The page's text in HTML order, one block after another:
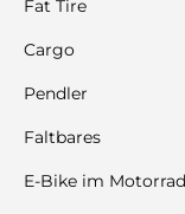
Fat Tire
Cargo
Pendler
Faltbares
E-Bike im